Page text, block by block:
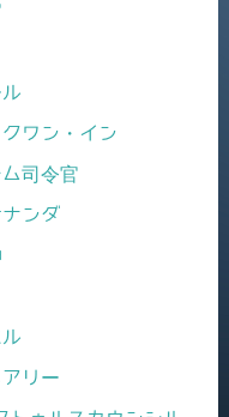
ワン・イン
司令官
ンダ
リー